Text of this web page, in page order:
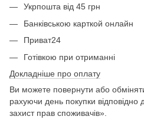
Укрпошта від 45 грн
Банківською карткой онлайн
Приват24
Готівкою при отриманні
Докладніше про оплату
Ви можете повернути або
рахуючи день покупки відповідно
захист прав споживачів».